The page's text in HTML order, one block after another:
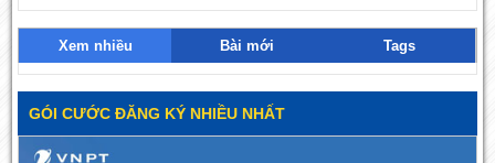
Xem nhiều Bài mới Tags
GÓI CƯỚC ĐĂNG KÝ NHIỀU NHẤT